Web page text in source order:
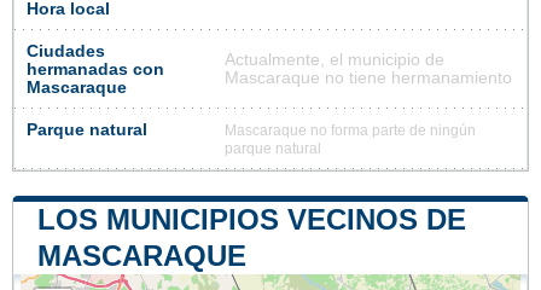
Hora local
Ciudades
hermanadas con
Mascaraque
Actualmente, el municipio de
Mascaraque no tiene hermanamiento
Parque natural
Mascaraque no forma parte de ningún
parque natural
LOS MUNICIPIOS VECINOS DE
MASCARAQUE